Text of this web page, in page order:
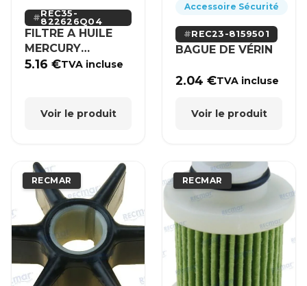
REC35-
822626Q04
FILTRE A HUILE
MERCURY
MERCRUISER
5.16€TVA incluse
Voir le produit
Accessoire Sécurité
REC23-8159501
BAGUE DE VÉRIN
2.04€TVA incluse
Voir le produit
RECMAR RECMAR